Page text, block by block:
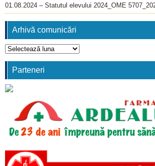
01.08.2024 – Statutul elevului 2024_OME
Arhivă comunicări
Arhivă
comunicări
Parteneri